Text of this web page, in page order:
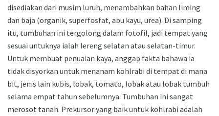
disediakan dari musim luruh, menambahkan bahan liming
dan baja (organik, superfosfat, abu kayu, urea). Di samping
itu, tumbuhan ini tergolong dalam fotofil, jadi tempat yang
sesuai untuknya ialah lereng selatan atau selatan-timur.
Untuk membuat penuaian kaya, anggap fakta bahawa ia
tidak disyorkan untuk menanam kohlrabi di tempat di mana
bit, jenis lain kubis, lobak, tomato, lobak atau lobak tumbuh
selama empat tahun sebelumnya. Tumbuhan ini sangat
merosot tanah. Prekursor yang baik untuk kohlrabi adalah